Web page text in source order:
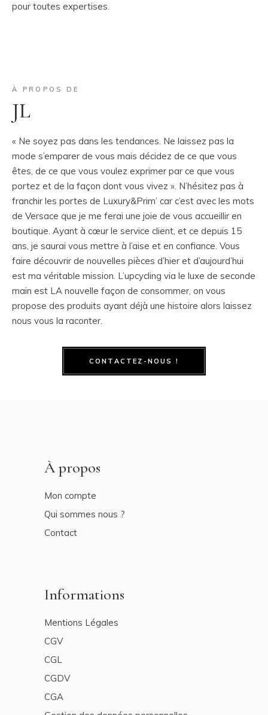
pour toutes expertises.
À PROPOS DE
JL
« Ne soyez pas dans les tendances. Ne laissez pas la
mode s’emparer de vous mais décidez de ce que vous
êtes, de ce que vous voulez exprimer par ce que vous
portez et de la façon dont vous vivez ». N’hésitez pas à
franchir les portes de Luxury&Prim’ car c’est avec les mots
de Versace que je me ferai une joie de vous accueillir en
boutique. Ayant à cœur le service client, et ce depuis 15
ans, je saurai vous mettre à l’aise et en confiance. Vous
faire découvrir de nouvelles pièces d’hier et d’aujourd’hui
est ma véritable mission. L’upcycling via le luxe de seconde
main est LA nouvelle façon de consommer, on vous
propose des produits ayant déjà une histoire alors laissez
nous vous la raconter.
CONTACTEZ-NOUS !
À propos
Mon compte
Qui sommes nous ?
Contact
Informations
Mentions Légales
CGV
CGL
CGDV
CGA